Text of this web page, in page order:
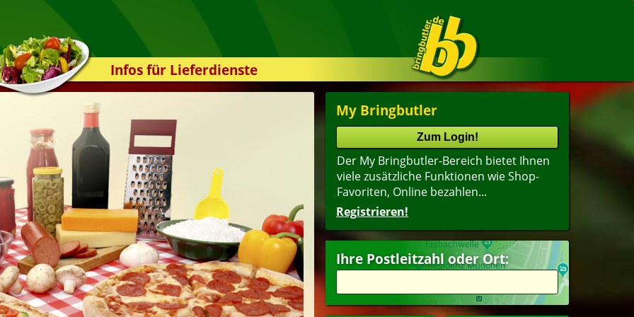
Infos für Lieferdienste
Kassensystem
Zuverlässigkeit
Sicherheit
Der Online-Shop
Das Bestellsystem
Der Bestellvorgang
Übertragung
Testshop
Styles
Kontakt
My Bringbutler
Der My Bringbutler-Bereich bietet Ihnen
viele zusätzliche Funktionen wie Shop-
Favoriten, Online bezahlen...
Registrieren!
Ihre Postleitzahl oder Ort: